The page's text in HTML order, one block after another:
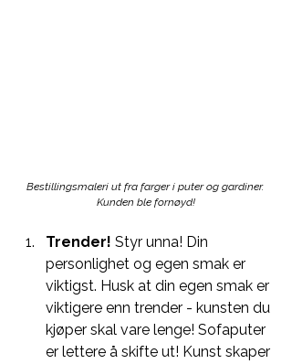
Bestillingsmaleri ut fra farger i puter og gardiner.
Kunden ble fornøyd!
Trender! Styr unna! Din
personlighet og egen smak er
viktigst. Husk at din egen smak er
viktigere enn trender - kunsten du
kjøper skal vare lenge! Sofaputer
er lettere å skifte ut! Kunst skaper